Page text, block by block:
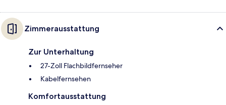
Zimmerausstattung
Zur Unterhaltung
27-Zoll Flachbildfernseher
Kabelfernsehen
Komfortausstattung